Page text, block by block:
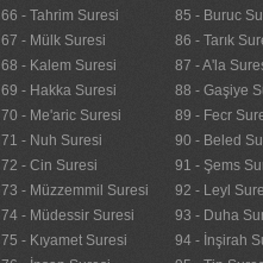
66 - Tahrim Suresi
67 - Mülk Suresi
68 - Kalem Suresi
69 - Hakka Suresi
70 - Me'aric Suresi
71 - Nuh Suresi
72 - Cin Suresi
73 - Müzzemmil Suresi
74 - Müdessir Suresi
75 - Kıyamet Suresi
85 - Buruc
86 - Tarık
87 - A'la
88 - Gaşiye
89 - Fecr
90 - Beled
91 - Şems
92 - Leyl
93 - Duha
94 - İnşirah